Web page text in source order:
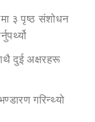
३ पृष्ठ संशोधन
दुई अक्षरहरू
गरिन्थ्यो